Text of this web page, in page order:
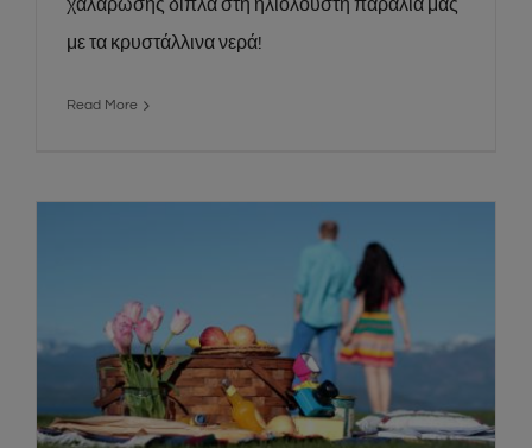
χαλάρωσης δίπλα στη ηλιόλουστη παραλία μας
με τα κρυστάλλινα νερά!
Read More
Τώρα είν’ ο Μάης κι Άνοιξη, τώρα είναι
καλοκαίρι!
News Social